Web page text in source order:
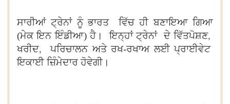
ਸਾਰੀਆਂ ਟ੍ਰੇਨਾਂ ਨੂੰ ਭਾਰਤ ਵਿੱਚ ਹੀ ਬਣਾਇਆ ਗਿਆ
(ਮੇਕ ਇਨ ਇੰਡੀਆ) ਹੈ। ਇਨ੍ਹਾਂ ਟ੍ਰੇਨਾਂ ਦੇ ਵਿੱਤਪੋਸ਼ਣ,
ਖਰੀਦ,ਪਰਿਚਾਲਨ ਅਤੇ ਰਖ-ਰਖਾਅ ਲਈ ਪ੍ਰਾਈਵੇਟ
ਇਕਾਈ ਜ਼ਿੰਮੇਦਾਰ ਹੋਵੇਗੀ।